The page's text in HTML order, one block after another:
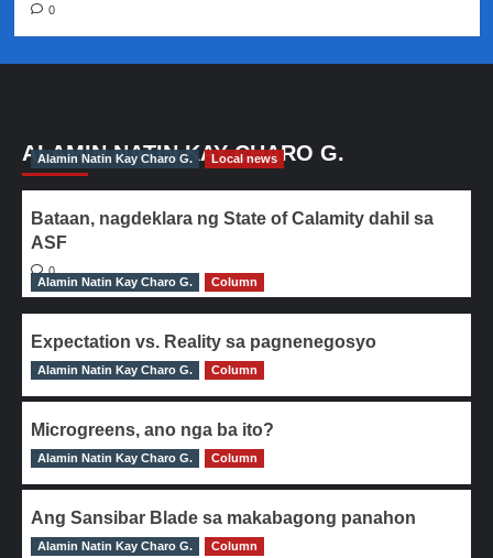
0
ALAMIN NATIN KAY CHARO G.
Alamin Natin Kay Charo G. Local news
Bataan, nagdeklara ng State of Calamity dahil sa
ASF
0
Alamin Natin Kay Charo G.
Column
Expectation vs. Reality sa pagnenegosyo
0
Alamin Natin Kay Charo G. Column
Microgreens, ano nga ba ito?
0
Alamin Natin Kay Charo G. Column
Ang Sansibar Blade sa makabagong panahon
0
Alamin Natin Kay Charo G. Column